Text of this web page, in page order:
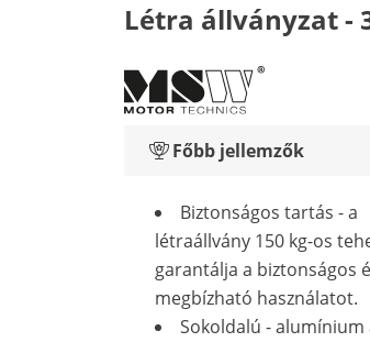
Létra állványzat -
Főbb jellemzők
Biztonságos tartás - a
létraállvány 150 kg-os
garantálja a biztonságos
megbízható használatot.
Sokoldalú - alumínium